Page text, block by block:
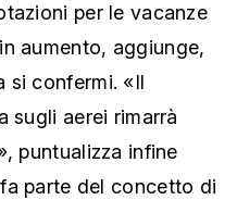
per le vacanze
aumento, aggiunge,
si confermi. «Il
sugli aerei rimarrà
puntualizza infine
parte del concetto di